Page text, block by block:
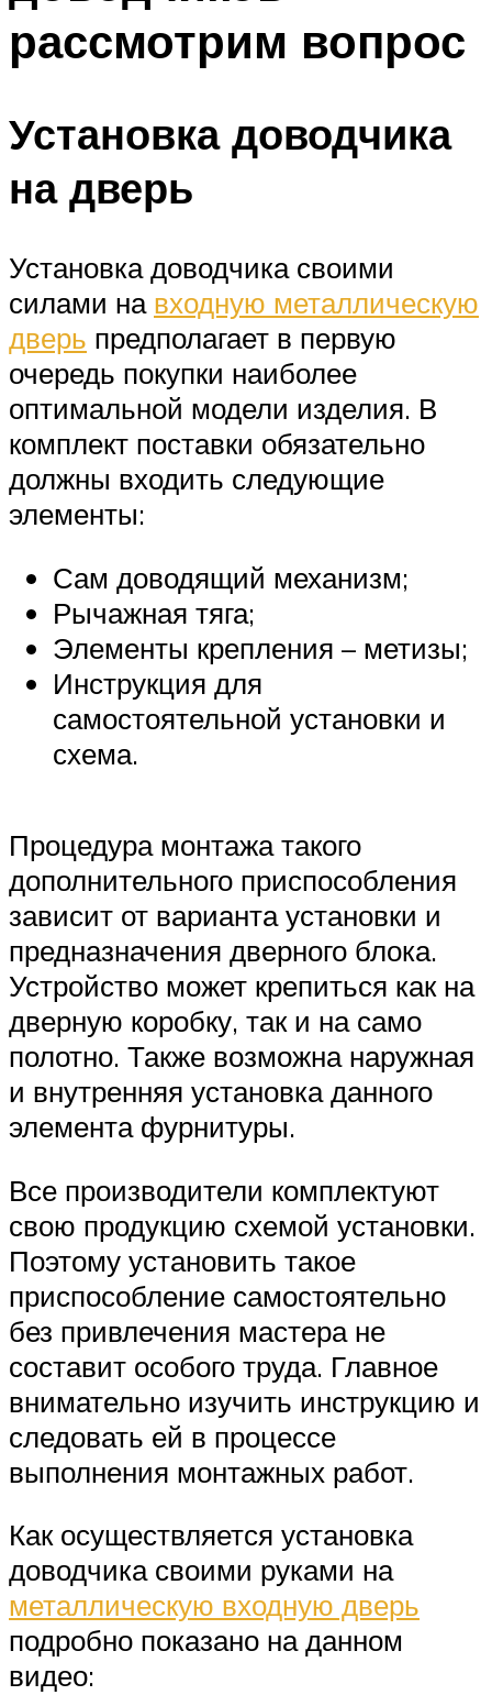
рассмотрим вопрос
Установка доводчика
на дверь
Установка доводчика своими
силами на входную металлическую
дверь предполагает в первую
очередь покупки наиболее
оптимальной модели изделия. В
комплект поставки обязательно
должны входить следующие
элементы:
Сам доводящий механизм;
Рычажная тяга;
Элементы крепления – метизы;
Инструкция для
самостоятельной установки и
схема.
Процедура монтажа такого
дополнительного приспособления
зависит от варианта установки и
предназначения дверного блока.
Устройство может крепиться как на
дверную коробку, так и на само
полотно. Также возможна наружная
и внутренняя установка данного
элемента фурнитуры.
Все производители комплектуют
свою продукцию схемой установки.
Поэтому установить такое
приспособление самостоятельно
без привлечения мастера не
составит особого труда. Главное
внимательно изучить инструкцию и
следовать ей в процессе
выполнения монтажных работ.
Как осуществляется установка
доводчика своими руками на
металлическую входную дверь
подробно показано на данном
видео: